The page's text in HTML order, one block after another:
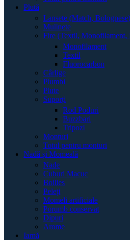
Plută
Lansete (Match, Bolognese)
Mulinete
Fire (Textil, Monofilament,
Monofilament
Textil
Fluorocarbon
Cârlige
Plumbi
Plute
Suporți
Rod Poduri
Buzzbari
Tripozi
Monturi
Totul pentru monturi
Nadă și Momeală
Nade
Cuburi Macuc
Boilies
Peleți
Momeli artificiale
Porumb conservat
Dipuri
Arome
Iarnă